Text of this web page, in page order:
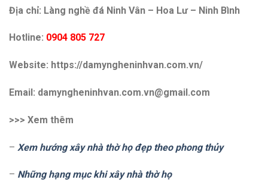
Địa chỉ: Làng nghề đá Ninh Vân – Hoa Lư – Ninh Bình
Hotline: 0904 805 727
Website: https://damyngheninhvan.com.vn/
Email: damyngheninhvan.com.vn@gmail.com
>>> Xem thêm
– Xem hướng xây nhà thờ họ đẹp theo phong thủy
– Những hạng mục khi xây nhà thờ họ